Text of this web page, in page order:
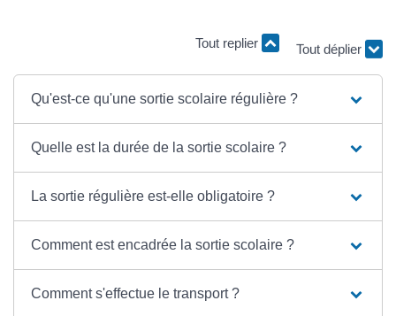
Tout replier
Tout déplier
Qu'est-ce qu'une sortie scolaire régulière ?
Quelle est la durée de la sortie scolaire ?
La sortie régulière est-elle obligatoire ?
Comment est encadrée la sortie scolaire ?
Comment s'effectue le transport ?